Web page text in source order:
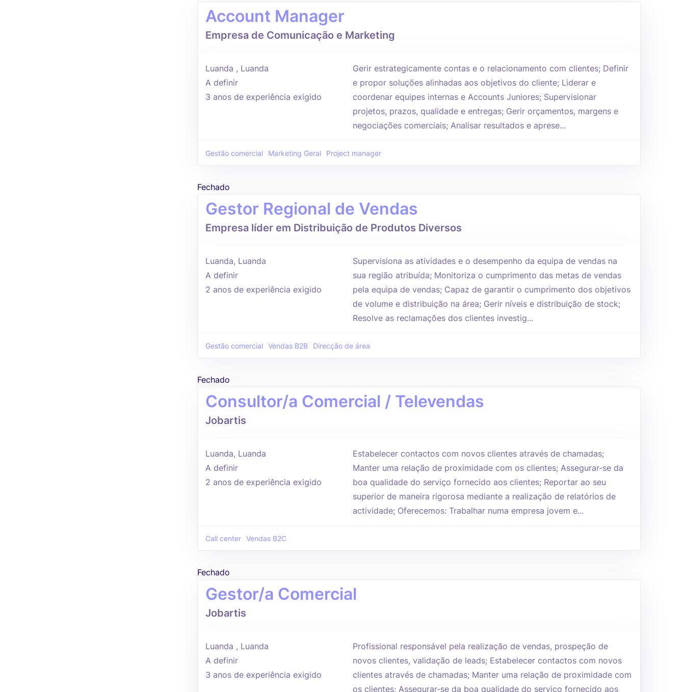
Account Manager
Empresa de Comunicação e Marketing
Luanda , Luanda
A definir
3 anos de experiência exigido
Gerir estrategicamente contas e o relacionamento com clientes; Definir
e propor soluções alinhadas aos objetivos do cliente; Liderar e
coordenar equipes internas e Accounts Juniores; Supervisionar
projetos, prazos, qualidade e entregas; Gerir orçamentos, margens e
negociações comerciais; Analisar resultados e aprese...
Gestão comercial Marketing Geral Project manager
Fechado
Gestor Regional de Vendas
Empresa líder em Distribuição de Produtos Diversos
Luanda, Luanda
A definir
2 anos de experiência exigido
Supervisiona as atividades e o desempenho da equipa de vendas na
sua região atribuída; Monitoriza o cumprimento das metas de vendas
pela equipa de vendas; Capaz de garantir o cumprimento dos objetivos
de volume e distribuição na área; Gerir níveis e distribuição de stock;
Resolve as reclamações dos clientes investig...
Gestão comercial Vendas B2B Direcção de área
Fechado
Consultor/a Comercial / Televendas
Jobartis
Luanda, Luanda
A definir
2 anos de experiência exigido
Estabelecer contactos com novos clientes através de chamadas;
Manter uma relação de proximidade com os clientes; Assegurar-se da
boa qualidade do serviço fornecido aos clientes; Reportar ao seu
superior de maneira rigorosa mediante a realização de relatórios de
actividade; Oferecemos: Trabalhar numa empresa jovem e...
Call center Vendas B2C
Fechado
Gestor/a Comercial
Jobartis
Luanda , Luanda
A definir
3 anos de experiência exigido
Profissional responsável pela realização de vendas, prospeção de
novos clientes, validação de leads; Estabelecer contactos com novos
clientes através de chamadas; Manter uma relação de proximidade com
os clientes; Assegurar-se da boa qualidade do serviço fornecido aos